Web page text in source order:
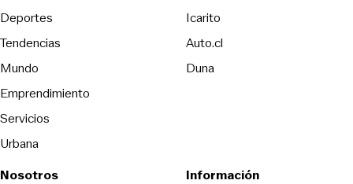
Deportes
Tendencias
Mundo
Emprendimiento
Servicios
Urbana
Icarito
Auto.cl
Duna
Nosotros Información